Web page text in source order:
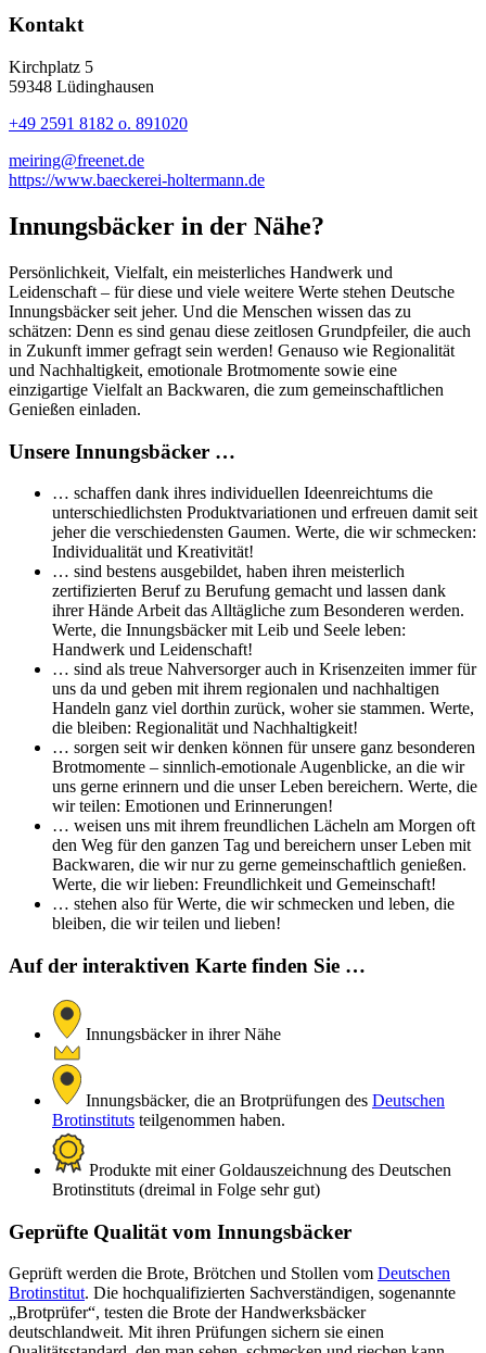
Kontakt
Kirchplatz 5
59348 Lüdinghausen
+49 2591 8182 o. 891020
meiring@freenet.de
https://www.baeckerei-holtermann.de
Innungsbäcker in der Nähe?
Persönlichkeit, Vielfalt, ein meisterliches Handwerk und
Leidenschaft – für diese und viele weitere Werte stehen Deutsche
Innungsbäcker seit jeher. Und die Menschen wissen das zu
schätzen: Denn es sind genau diese zeitlosen Grundpfeiler, die auch
in Zukunft immer gefragt sein werden! Genauso wie Regionalität
und Nachhaltigkeit, emotionale Brotmomente sowie eine
einzigartige Vielfalt an Backwaren, die zum gemeinschaftlichen
Genießen einladen.
Unsere Innungsbäcker …
… schaffen dank ihres individuellen Ideenreichtums die
unterschiedlichsten Produktvariationen und erfreuen damit seit
jeher die verschiedensten Gaumen. Werte, die wir schmecken:
Individualität und Kreativität!
… sind bestens ausgebildet, haben ihren meisterlich
zertifizierten Beruf zu Berufung gemacht und lassen dank
ihrer Hände Arbeit das Alltägliche zum Besonderen werden.
Werte, die Innungsbäcker mit Leib und Seele leben:
Handwerk und Leidenschaft!
… sind als treue Nahversorger auch in Krisenzeiten immer für
uns da und geben mit ihrem regionalen und nachhaltigen
Handeln ganz viel dorthin zurück, woher sie stammen. Werte,
die bleiben: Regionalität und Nachhaltigkeit!
… sorgen seit wir denken können für unsere ganz besonderen
Brotmomente – sinnlich-emotionale Augenblicke, an die wir
uns gerne erinnern und die unser Leben bereichern. Werte, die
wir teilen: Emotionen und Erinnerungen!
… weisen uns mit ihrem freundlichen Lächeln am Morgen oft
den Weg für den ganzen Tag und bereichern unser Leben mit
Backwaren, die wir nur zu gerne gemeinschaftlich genießen.
Werte, die wir lieben: Freundlichkeit und Gemeinschaft!
… stehen also für Werte, die wir schmecken und leben, die
bleiben, die wir teilen und lieben!
Auf der interaktiven Karte finden Sie …
Innungsbäcker in ihrer Nähe
Innungsbäcker, die an Brotprüfungen des Deutschen
Brotinstituts teilgenommen haben.
Produkte mit einer Goldauszeichnung des Deutschen
Brotinstituts (dreimal in Folge sehr gut)
Geprüfte Qualität vom Innungsbäcker
Geprüft werden die Brote, Brötchen und Stollen vom Deutschen
Brotinstitut. Die hochqualifizierten Sachverständigen, sogenannte
„Brotprüfer“, testen die Brote der Handwerksbäcker
deutschlandweit. Mit ihren Prüfungen sichern sie einen